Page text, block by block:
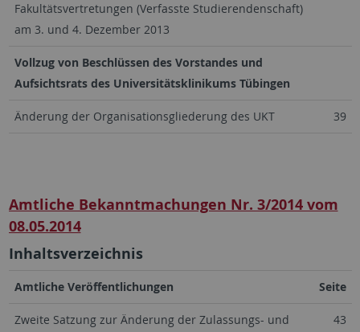
Fakultätsvertretungen (Verfasste Studierendenschaft)
am 3. und 4. Dezember 2013
Vollzug von Beschlüssen des Vorstandes und
Aufsichtsrats des Universitätsklinikums Tübingen
Änderung der Organisationsgliederung des UKT 39
Amtliche Bekanntmachungen Nr. 3/2014 vom
08.05.2014
Inhaltsverzeichnis
Amtliche Veröffentlichungen Seite
Zweite Satzung zur Änderung der Zulassungs- und
43